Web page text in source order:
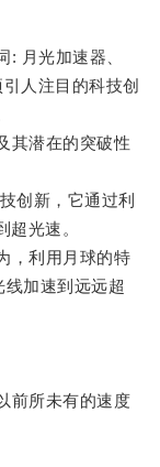
月光加速器、
人注目的科技创
潜在的突破性
新，它通过利
光速。
利用月球的特
加速到远远超
所未有的速度